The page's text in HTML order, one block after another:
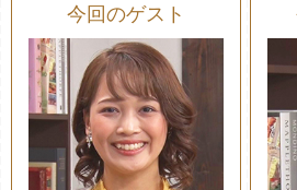
今回のゲスト